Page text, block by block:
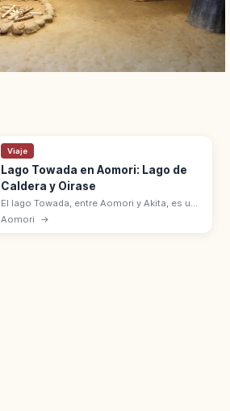
Viaje
Lago Towada en Aomori: Lago de
Caldera y Oirase
El lago Towada, entre Aomori y Akita, es un
lago de caldera y Lugar de Belleza Escénica.
Aomori →